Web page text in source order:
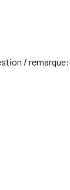
/ remarque: